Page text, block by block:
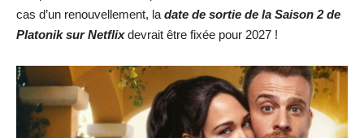
cas d’un renouvellement, la date de sortie de la Saison 2 de
Platonik sur Netflixdevrait être fixée pour 2027 !